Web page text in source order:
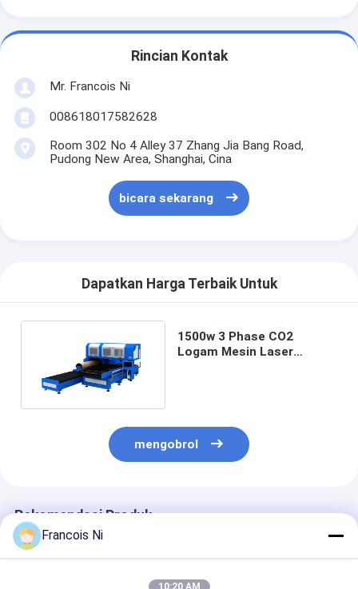
Rincian Kontak
Mr. Francois Ni
008618017582628
Room 302 No 4 Alley 37 Zhang Jia Bang Road,
Pudong New Area, Shanghai, Cina
bicara sekarang
Dapatkan Harga Terbaik Untuk
1500w 3 Phase CO2
Logam Mesin Laser
mengobrol
Rekomendasi Produk
Francois Ni
10:20 AM